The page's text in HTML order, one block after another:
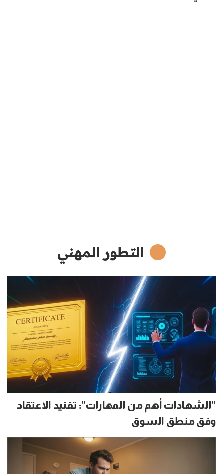
التطور المهني
"الشهادات أهم من المهارات": تفنيد الاعتقاد
وفق منطق السوق